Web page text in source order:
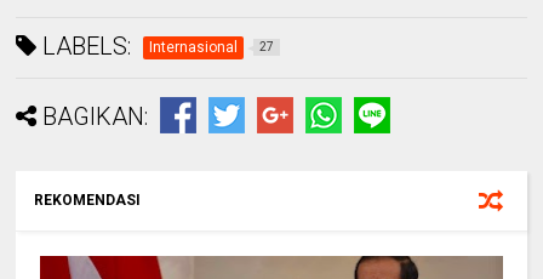
LABELS: Internasional 27
BAGIKAN:
REKOMENDASI